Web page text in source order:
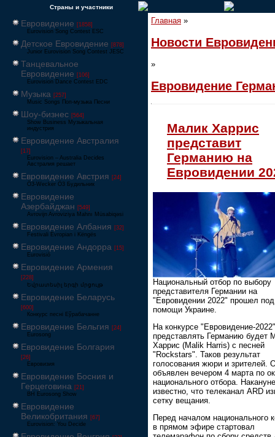
Страны и участники
Евровидение [1858]
Eurovision Song Contest ESC
Детское Евровидение [878]
Junior Eurovision Song Contest JESC
Танцевальное
Евровидение [106]
Eurovision Dance Contest EDC
Музыка [257]
Music Songs Поп-музыка Песни
Шоу-бизнес [564]
Show Business Музыкальная
индустрия
Евровидение Австралия
[17]
Eurovision – Australia Decides
Австралия решает
Евровидение Австрия [24]
Ö3-Wecker Ö3 Будильник
Евровидение
Азербайджан [549]
Avrovijn Avroviziya Mahnı Müsabiqəsi
Евровидение Албания [32]
Festivali Evropian i Këngës
Евровидение Андорра [15]
Eurovisió
Евровидение Армения
[228]
Եվրատեսիլ երգի մրցույթ
Евровидение Беларусь
[600]
Конкурс песні Еўрабачанне
Евровидение Бельгия [24]
Eurosong
Евровидение Болгария
[26]
Евровизия
Евровидение Босния и
Герцеговина [21]
BH Eurosong Show
Евровидение
Великобритания [67]
Eurovision: You Decide
Главная »
Новости
»
Евровидение
Малик Харрис
представит
Германию на
Евровидении
Национальный отбор по выбору
представителя Германии на
"Евровидении 2022" прошел
помощи Украине.
На конкурсе "Евровидение-2022"
представлять Германию будет
Харрис (Malik Harris) с песней
"Rockstars". Таков результат
голосования жюри и зрителей.
объявлен вечером 4 марта по
национального отбора.
известно, что телеканал ARD
сетку вещания.
Перед началом национального
в прямом эфире стартовал